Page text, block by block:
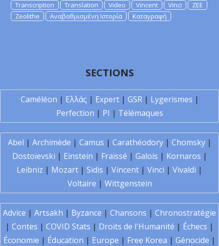
Transcription
Translation Video Vincent Vinci
ZEE
Zeolithe
Αναβαθμισμένη Ιστορία Καταγραφή
SECTIONS
Caméléon | Ελλάς | Expert| GSR| Lygerismes |
Perfection | PI | Télémaques
Abel | Archimède | Camus | Carathéodory| Chomsky|
Dostoïevski | Einstein | Fraïssé | Galois | Kornaros |
Leibniz | Mozart | Sidis | Vincent | Vinci | Vivaldi |
Voltaire | Wittgenstein
Advice | Artsakh | Byzance | Chansons | Chronostratégie
| Contes | COVID Stats | Droits de l'Humanité | Échecs |
Économie | Éducation | Europe | Free Korea | Génocide |